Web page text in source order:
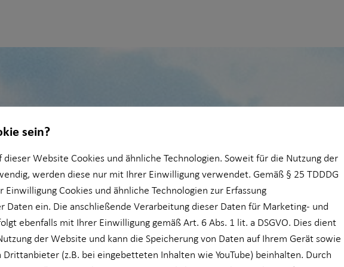
sein?
Website Cookies und ähnliche Technologien. Soweit für die Nutzung der
werden diese nur mit Ihrer Einwilligung verwendet. Gemäß § 25 TDDDG
Cookies und ähnliche Technologien zur Erfassung
Daten ein. Die anschließende Verarbeitung dieser Daten für Marketing- und
ebenfalls mit Ihrer Einwilligung gemäß Art. 6 Abs. 1 lit. a DSGVO. Dies dient
der Website und kann die Speicherung von Daten auf Ihrem Gerät sowie
Drittanbieter (z.B. bei eingebetteten Inhalten wie YouTube) beinhalten. Durch